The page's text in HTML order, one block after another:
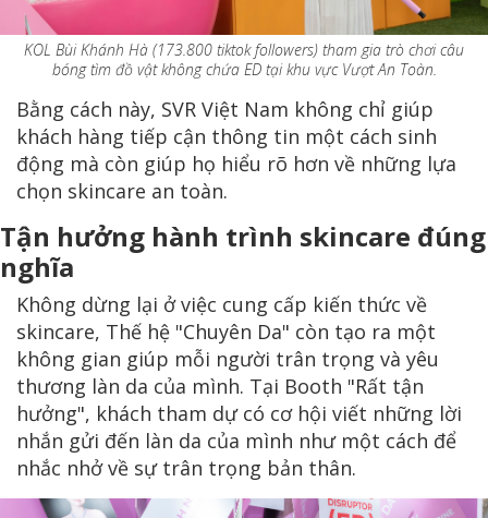
KOL Bùi Khánh Hà (173.800 tiktok followers) tham gia trò chơi câu
bóng tìm đồ vật không chứa ED tại khu vực Vượt An Toàn.
Bằng cách này, SVR Việt Nam không chỉ giúp
khách hàng tiếp cận thông tin một cách sinh
động mà còn giúp họ hiểu rõ hơn về những lựa
chọn skincare an toàn.
Tận hưởng hành trình skincare đúng
nghĩa
Không dừng lại ở việc cung cấp kiến thức về
skincare, Thế hệ "Chuyên Da" còn tạo ra một
không gian giúp mỗi người trân trọng và yêu
thương làn da của mình. Tại Booth "Rất tận
hưởng", khách tham dự có cơ hội viết những lời
nhắn gửi đến làn da của mình như một cách để
nhắc nhở về sự trân trọng bản thân.